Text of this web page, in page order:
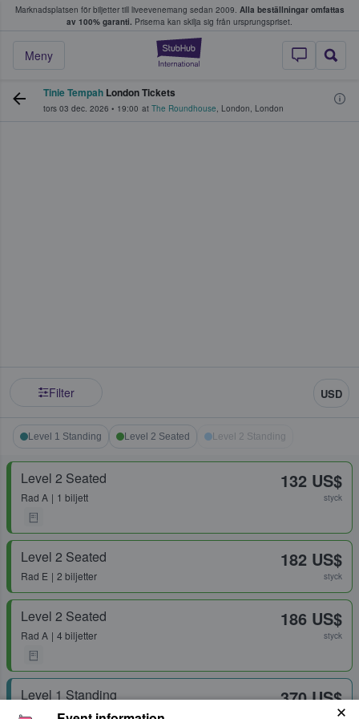
Marknadsplatsen för biljetter till liveevenemang sedan 2009. Alla beställningar omfattas
av 100% garanti. Priserna kan skilja sig från ursprungspriset.
StubHub – där
Meny
köper och säljer biljetter.
Tinie Tempah London Tickets
tors 03 dec. 2026 • 19:00 at The Roundhouse, London, London
Filter USD
Level 1 Standing Level 2 Seated Level 2 Standing
Level 2 Seated
Rad A 1 biljett
132 US$
styck
Level 2 Seated
Rad E 2 biljetter
182 US$
styck
Level 2 Seated
Rad A 4 biljetter
186 US$
styck
Level 1 Standing
1 - 2 biljetter
370 US$
styck